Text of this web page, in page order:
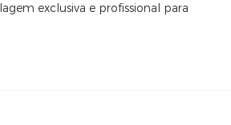
exclusiva e profissional para